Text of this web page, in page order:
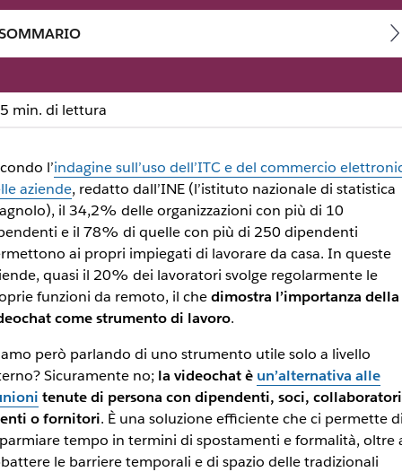
la
a livello interno ed esterno. Come si può
5 min. di lettura
l’indagine sull’uso dell’ITC e del commercio
aziende, redatto dall’INE (l’istituto nazionale di statistica
il 34,2% delle organizzazioni con più di 10
e il 78% di quelle con più di 250 dipendenti
ai propri impiegati di lavorare da casa. In queste
quasi il 20% dei lavoratori svolge regolarmente le
funzioni da remoto, il chedimostra l’importanza della
come strumento di lavoro.
però parlando di uno strumento utile solo a livello
Sicuramente no; la videochat è un’alternativa alle
tenute di persona con dipendenti, soci,
o fornitori. È una soluzione efficiente che ci permette
tempo in termini di spostamenti e formalità, oltre
le barriere temporali e di spazio delle tradizionali